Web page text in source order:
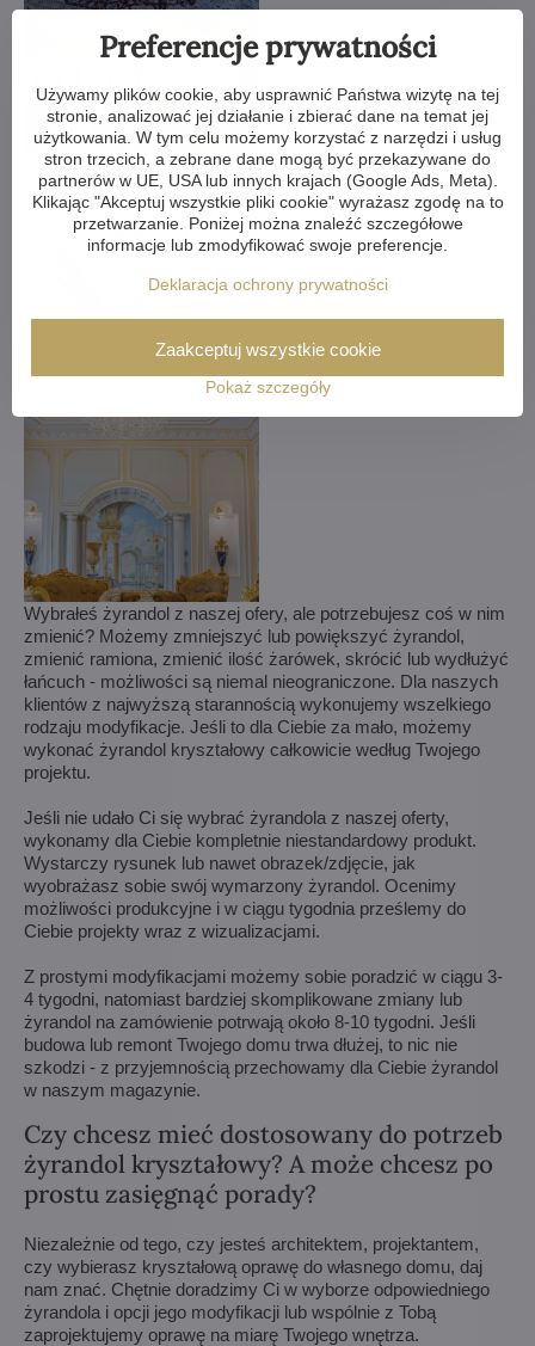
Wybrałeś żyrandol z naszej ofery, ale potrzebujesz coś w nim
zmienić? Możemy zmniejszyć lub powiększyć żyrandol,
zmienić ramiona, zmienić ilość żarówek, skrócić lub wydłużyć
łańcuch - możliwości są niemal nieograniczone. Dla naszych
klientów z najwyższą starannością wykonujemy wszelkiego
rodzaju modyfikacje. Jeśli to dla Ciebie za mało, możemy
wykonać żyrandol kryształowy całkowicie według Twojego
projektu.
Jeśli nie udało Ci się wybrać żyrandola z naszej oferty,
wykonamy dla Ciebie kompletnie niestandardowy produkt.
Wystarczy rysunek lub nawet obrazek/zdjęcie, jak
wyobrażasz sobie swój wymarzony żyrandol. Ocenimy
możliwości produkcyjne i w ciągu tygodnia prześlemy do
Ciebie projekty wraz z wizualizacjami.
Z prostymi modyfikacjami możemy sobie poradzić w ciągu 3-
4 tygodni, natomiast bardziej skomplikowane zmiany lub
żyrandol na zamówienie potrwają około 8-10 tygodni. Jeśli
budowa lub remont Twojego domu trwa dłużej, to nic nie
szkodzi - z przyjemnością przechowamy dla Ciebie żyrandol
w naszym magazynie.
Czy chcesz mieć dostosowany do potrzeb
żyrandol kryształowy? A może chcesz po
prostu zasięgnąć porady?
Niezależnie od tego, czy jesteś architektem, projektantem,
czy wybierasz kryształową oprawę do własnego domu, daj
nam znać. Chętnie doradzimy Ci w wyborze odpowiedniego
żyrandola i opcji jego modyfikacji lub wspólnie z Tobą
zaprojektujemy oprawę na miarę Twojego wnętrza.
Preferencje prywatności
Używamy plików cookie, aby usprawnić Państwa wizytę na tej
stronie, analizować jej działanie i zbierać dane na temat jej
użytkowania. W tym celu możemy korzystać z narzędzi i usług
stron trzecich, a zebrane dane mogą być przekazywane do
partnerów w UE, USA lub innych krajach (Google Ads, Meta).
Klikając "Akceptuj wszystkie pliki cookie" wyrażasz zgodę na to
przetwarzanie. Poniżej można znaleźć szczegółowe
informacje lub zmodyfikować swoje preferencje.
Deklaracja ochrony prywatności
Pokaż szczegóły
Zaakceptuj wszystkie cookie